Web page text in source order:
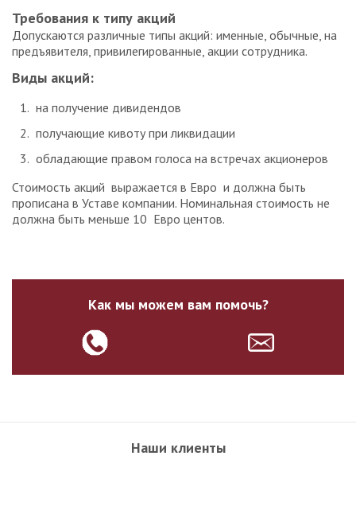
Требования к типу акций
Допускаются различные типы акций: именные, обычные, на
предъявителя, привилегированные, акции сотрудника.
Виды акций:
на получение дивидендов
получающие кивоту при ликвидации
обладающие правом голоса на встречах акционеров
Стоимость акций выражается в Евро и должна быть
прописана в Уставе компании. Номинальная стоимость не
должна быть меньше 10 Евро центов.
Как мы можем вам помочь?
Наши клиенты